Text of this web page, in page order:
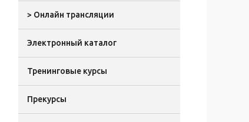
> Онлайн трансляции
Электронный каталог
Тренинговые курсы
Прекурсы